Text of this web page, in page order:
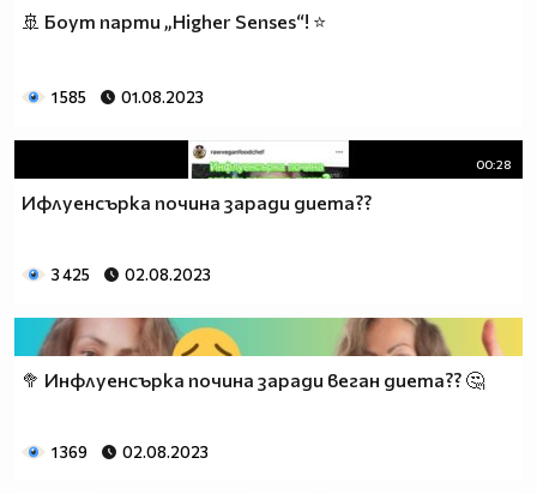
🚢 Боут парти „Higher Senses“! ⭐
1 585 01.08.2023
00:28
Ифлуенсърка почина заради диета??
3 425 02.08.2023
🥦 Инфлуенсърка почина заради веган диета?? 🤔
1 369 02.08.2023